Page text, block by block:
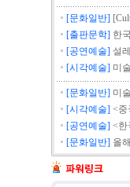
[문화일반]
[출판문학] 한
[공연예술] 설
[시각예술] 미
[문화일반] 미
[시각예술] <중
[공연예술] <한
[문화일반] 올